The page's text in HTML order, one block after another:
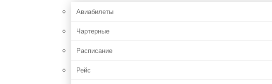
Авиабилеты
Чартерные
Расписание
Рейс